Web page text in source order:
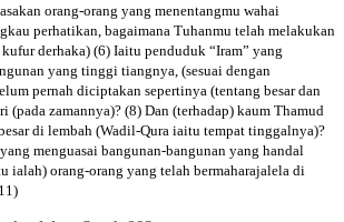
orang-orang yang menentangmu wahai
perhatikan, bagaimana Tuhanmu telah melakukan
derhaka) (6) Iaitu penduduk “Iram” yang
yang tinggi tiangnya, (sesuai dengan
pernah diciptakan sepertinya (tentang besar dan
(pada zamannya)? (8) Dan (terhadap) kaum Thamud
di lembah (Wadil-Qura iaitu tempat tinggalnya)?
menguasai bangunan-bangunan yang handal
ialah) orang-orang yang telah bermaharajalela di